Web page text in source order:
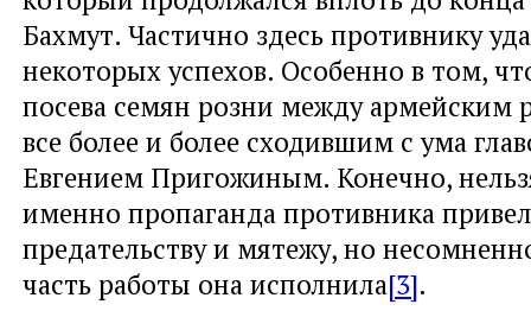
Бахмут. Частично здесь противнику
некоторых успехов. Особенно в том,
посева семян розни между армейским
все более и более сходившим с ума
Евгением Пригожиным. Конечно,
именно пропаганда противника
предательству и мятежу, но
часть работы она исполнила[3].